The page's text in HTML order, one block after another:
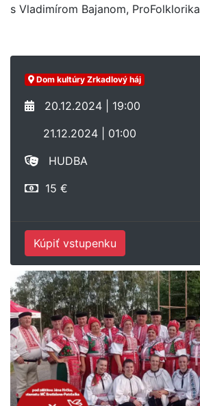
s Vladimírom Bajanom,
Dom kultúry Zrkadlový háj
20.12.2024 | 19:00
21.12.2024 | 01:00
HUDBA
15 €
Kúpiť vstupenku